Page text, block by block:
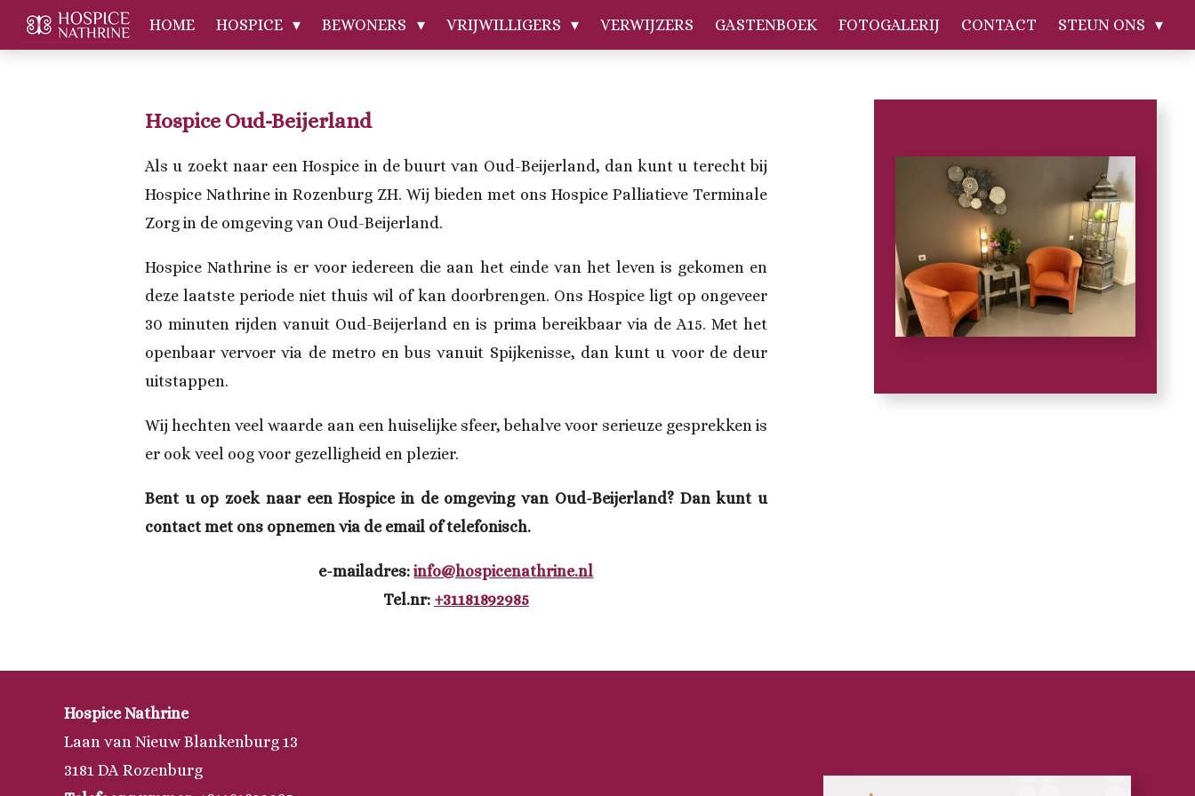
Ga
direct
HOME HOSPICE BEWONERS VRIJWILLIGERS VERWIJZERS GASTENBOEK FOTOGALERIJ CONTACT STEUN ONS
Hospice Oud-Beijerland
Als u zoekt naar een Hospice in de buurt van Oud-Beijerland, dan kunt u terecht bij
Hospice Nathrine in Rozenburg ZH. Wij bieden met ons Hospice Palliatieve Terminale
Zorg in de omgeving van Oud-Beijerland.
Hospice Nathrine is er voor iedereen die aan het einde van het leven is gekomen en
deze laatste periode niet thuis wil of kan doorbrengen. Ons Hospice ligt op ongeveer
30 minuten rijden vanuit Oud-Beijerland en is prima bereikbaar via de A15. Met het
openbaar vervoer via de metro en bus vanuit Spijkenisse, dan kunt u voor de deur
uitstappen.
Wij hechten veel waarde aan een huiselijke sfeer, behalve voor serieuze gesprekken is
er ook veel oog voor gezelligheid en plezier.
Bent u op zoek naar een Hospice in de omgeving van Oud-Beijerland? Dan kunt u
contact met ons opnemen via de email of telefonisch.
e-mailadres:info@hospicenathrine.nl
Tel.nr: +31181892985
Hospice Nathrine
Laan van Nieuw Blankenburg 13
3181 DA Rozenburg